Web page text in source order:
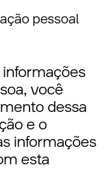
pessoal
você
dessa
e o
informações
esta